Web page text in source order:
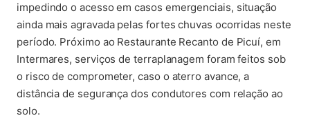
impedindo o acesso em casos emergenciais, situação
ainda mais agravada pelas fortes chuvas ocorridas neste
período. Próximo ao Restaurante Recanto de Picuí, em
Intermares, serviços de terraplanagem foram feitos sob
o risco de comprometer, caso o aterro avance, a
distância de segurança dos condutores com relação ao
solo.